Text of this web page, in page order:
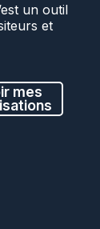
un outil
et
mes